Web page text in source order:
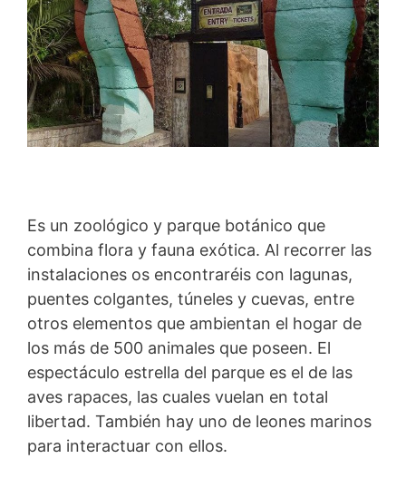
Es un zoológico y parque botánico que
combina flora y fauna exótica. Al recorrer las
instalaciones os encontraréis con lagunas,
puentes colgantes, túneles y cuevas, entre
otros elementos que ambientan el hogar de
los más de 500 animales que poseen. El
espectáculo estrella del parque es el de las
aves rapaces, las cuales vuelan en total
libertad. También hay uno de leones marinos
para interactuar con ellos.